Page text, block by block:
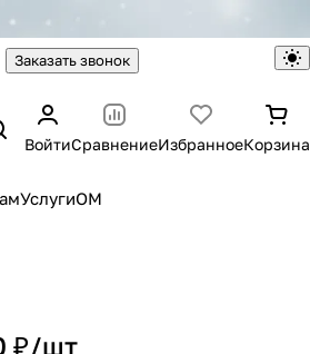
Заказать звонок
ВойтиСравнениеИзбранноеКорзина
УслугиOM
₽/шт